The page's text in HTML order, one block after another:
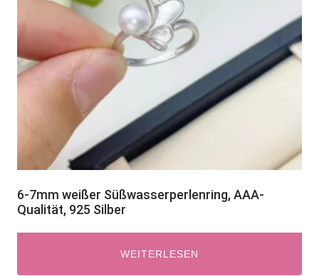
6-7mm weißer Süßwasserperlenring, AAA-
Qualität, 925 Silber
WEITERLESEN